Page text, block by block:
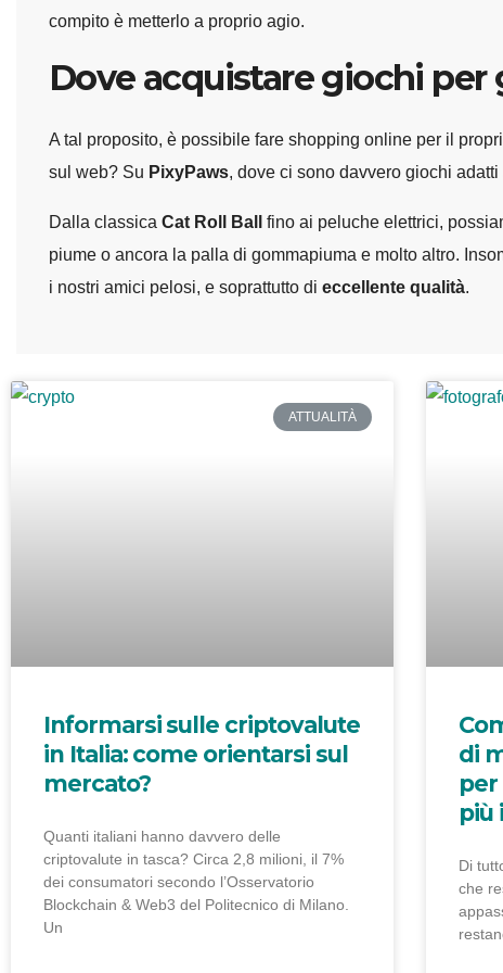
compito è metterlo a proprio agio.
Dove acquistare giochi
A tal proposito, è possibile fare shopping online per il
sul web? Su PixyPaws, dove ci sono davvero giochi
Dalla classica Cat Roll Ball
fino ai peluche elettrici,
piume o ancora la palla di gommapiuma e molto altro.
i nostri amici pelosi, e soprattutto di eccellente qualità.
ATTUALITÀ
Informarsi sulle criptovalute
in Italia: come orientarsi sul
mercato?
Quanti italiani hanno davvero delle
criptovalute in tasca? Circa 2,8 milioni, il 7%
dei consumatori secondo l’Osservatorio
Blockchain & Web3 del Politecnico di Milano.
Un
di
per
più
Di
che